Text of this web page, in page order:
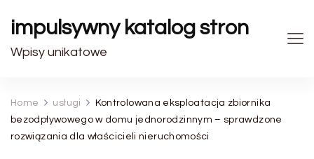
impulsywny katalog stron
Wpisy unikatowe
Home usługi
Kontrolowana eksploatacja zbiornika
bezodpływowego w domu jednorodzinnym – sprawdzone
rozwiązania dla właścicieli nieruchomości